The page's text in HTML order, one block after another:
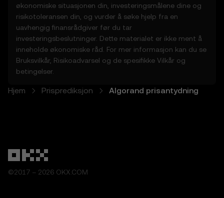
økonomiske situasjonen din, investeringsmålene dine og
risikotoleransen din, og vurder å søke hjelp fra en
uavhengig finansrådgiver før du tar
investeringsbeslutninger. Dette materialet er ikke ment å
inneholde økonomiske råd. For mer informasjon kan du se
Bruksvilkår Risikoadvarsel og de spesifikke Vilkår og
betingelser
Hjem Prisprediksjon Algorand prisantydning
©2017 – 2026 OKX.COM
som leveres, er ikke
• garantert å være nøyaktige eller
fullstendige
• investerings- eller finansråd
• støtte eller anbefalinger
5.2 Du skal ikke stole på
prisprediksjonsfunksjonene til beslutninger
fraskriver seg alt ansvar for bruk av
for et bestemt formål. OKX er ikke
ansvarlige for feil eller andre problemer
knyttet til prisprediksjonsfunksjonene.